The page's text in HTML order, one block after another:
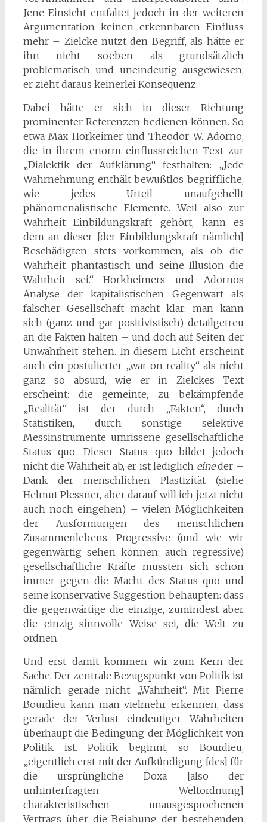
Jene Einsicht entfaltet jedoch in der weiteren
Argumentation keinen erkennbaren Einfluss
mehr – Zielcke nutzt den Begriff, als hätte er
ihn nicht soeben als grundsätzlich
problematisch und uneindeutig ausgewiesen,
er zieht daraus keinerlei Konsequenz.
Dabei hätte er sich in dieser Richtung
prominenter Referenzen bedienen können. So
etwa Max Horkeimer und Theodor W. Adorno,
die in ihrem enorm einflussreichen Text zur
„Dialektik der Aufklärung“ festhalten: „Jede
Wahrnehmung enthält bewußtlos begriffliche,
wie jedes Urteil unaufgehellt
phänomenalistische Elemente. Weil also zur
Wahrheit Einbildungskraft gehört, kann es
dem an dieser [der Einbildungskraft nämlich]
Beschädigten stets vorkommen, als ob die
Wahrheit phantastisch und seine Illusion die
Wahrheit sei.“ Horkheimers und Adornos
Analyse der kapitalistischen Gegenwart als
falscher Gesellschaft macht klar: man kann
sich (ganz und gar positivistisch) detailgetreu
an die Fakten halten – und doch auf Seiten der
Unwahrheit stehen. In diesem Licht erscheint
auch ein postulierter „war on reality“ als nicht
ganz so absurd, wie er in Zielckes Text
erscheint: die gemeinte, zu bekämpfende
„Realität“ ist der durch „Fakten“, durch
Statistiken, durch sonstige selektive
Messinstrumente umrissene gesellschaftliche
Status quo. Dieser Status quo bildet jedoch
nicht die Wahrheit ab, er ist lediglich eineder –
Dank der menschlichen Plastizität (siehe
Helmut Plessner, aber darauf will ich jetzt nicht
auch noch eingehen) – vielen Möglichkeiten
der Ausformungen des menschlichen
Zusammenlebens. Progressive (und wie wir
gegenwärtig sehen können: auch regressive)
gesellschaftliche Kräfte mussten sich schon
immer gegen die Macht des Status quo und
seine konservative Suggestion behaupten: dass
die gegenwärtige die einzige, zumindest aber
die einzig sinnvolle Weise sei, die Welt zu
ordnen.
Und erst damit kommen wir zum Kern der
Sache. Der zentrale Bezugspunkt von Politik ist
nämlich gerade nicht „Wahrheit“. Mit Pierre
Bourdieu kann man vielmehr erkennen, dass
gerade der Verlust eindeutiger Wahrheiten
überhaupt die Bedingung der Möglichkeit von
Politik ist. Politik beginnt, so Bourdieu,
„eigentlich erst mit der Aufkündigung [des] für
die ursprüngliche Doxa [also der
unhinterfragten Weltordnung]
charakteristischen unausgesprochenen
Vertrags über die Bejahung der bestehenden